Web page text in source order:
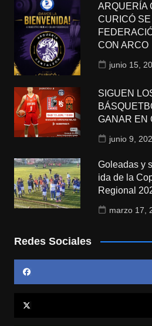
ARQUERÍA
CURICÓ
CON ARCO
junio 15,
SIGUEN
GANAR EN
junio 9,
Goleadas y
ida de la
Regional
marzo 17,
Redes Sociales